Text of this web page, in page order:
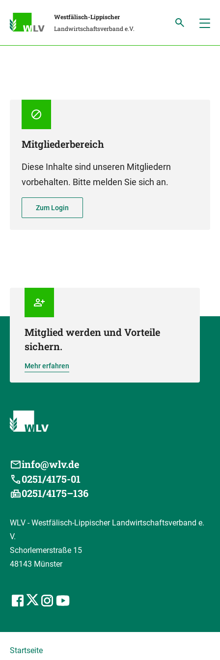
Westfälisch-Lippischer
Landwirtschaftsverband e.V.
Mitgliederbereich
Diese Inhalte sind unseren Mitgliedern
vorbehalten. Bitte melden Sie sich an.
Zum Login
Mitglied werden und Vorteile
sichern.
Mehr erfahren
info@wlv.de
0251/4175-01
0251/4175–136
WLV - Westfälisch-Lippischer Landwirtschaftsverband e.
V.
Schorlemerstraße 15
48143 Münster
Startseite